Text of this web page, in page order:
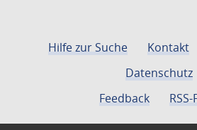
Hilfe zur Suche Kontakt
Datenschutz
Feedback